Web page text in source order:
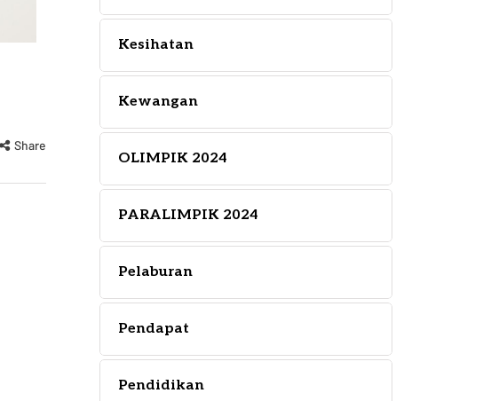
Share
Kesihatan
Kewangan
OLIMPIK 2024
PARALIMPIK 2024
Pelaburan
Pendapat
Pendidikan